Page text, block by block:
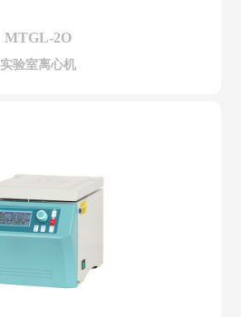
MTGL-2O
实验室离心机